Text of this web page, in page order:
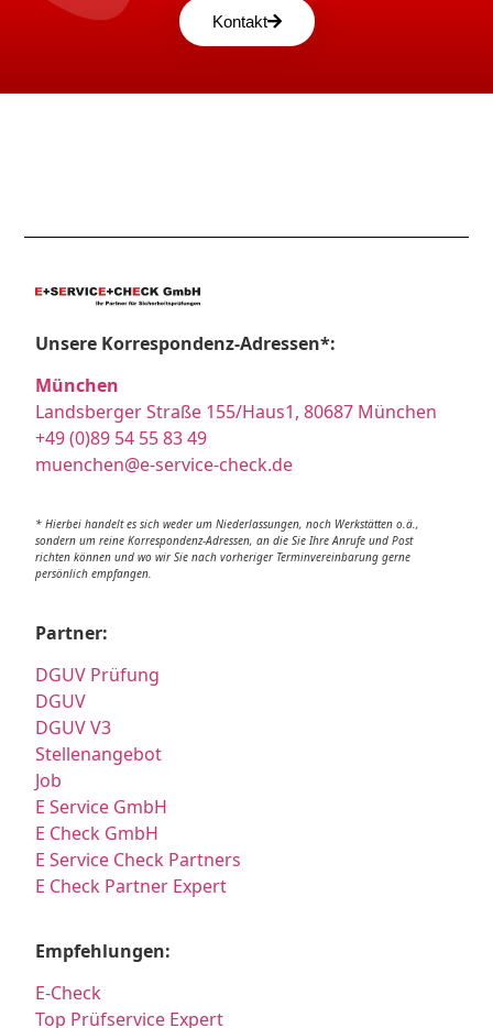
Kontakt
Unsere Korrespondenz-Adressen*:
München
Landsberger Straße 155/Haus1, 80687 München
+49 (0)89 54 55 83 49
muenchen@e-service-check.de
* Hierbei handelt es sich weder um Niederlassungen, noch Werkstätten o.ä.,
sondern um reine Korrespondenz-Adressen, an die Sie Ihre Anrufe und Post
richten können und wo wir Sie nach vorheriger Terminvereinbarung gerne
persönlich empfangen.
Partner:
DGUV Prüfung
DGUV
DGUV V3
Stellenangebot
Job
E Service GmbH
E Check GmbH
E Service Check Partners
E Check Partner Expert
Empfehlungen:
E-Check
Top Prüfservice Expert